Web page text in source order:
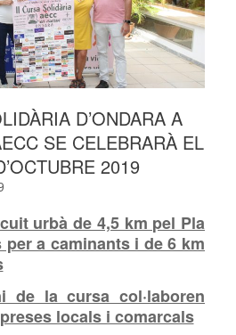
D’ONDARA A
SE CELEBRARÀ EL
2019
urbà de 4,5 km pel Pla
per a caminants i de 6 km
de la cursa col·laboren
locals i comarcals